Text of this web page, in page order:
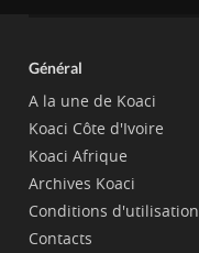
Général
A la une de Koaci
Koaci Côte d'Ivoire
Koaci Afrique
Archives Koaci
Conditions d'utilisation
Contacts